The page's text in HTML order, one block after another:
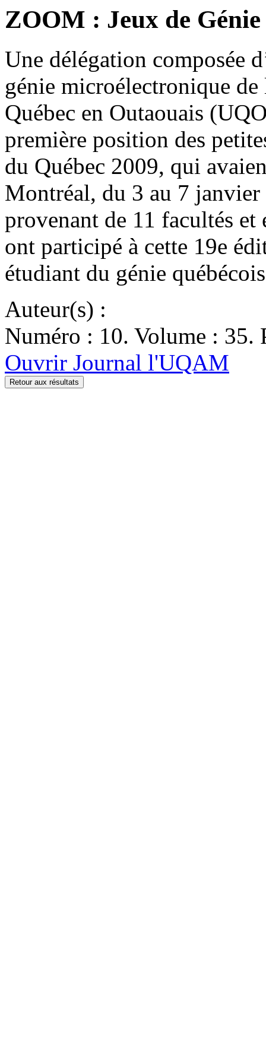
ZOOM : Jeux de Génie
Une délégation composée
génie microélectronique
Québec en Outaouais
première position des
du Québec 2009, qui
Montréal, du 3 au 7
provenant de 11 facultés
ont participé à cette 19e
étudiant du génie
Auteur(s) :
Numéro : 10. Volume : 35.
Ouvrir Journal l'UQAM
Retour aux résultats